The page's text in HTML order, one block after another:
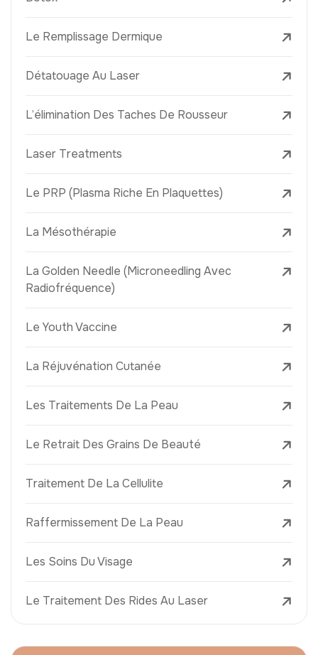
Le Remplissage Dermique
Détatouage Au Laser
L’élimination Des Taches De Rousseur
Laser Treatments
Le PRP (Plasma Riche En Plaquettes)
La Mésothérapie
La Golden Needle (Microneedling Avec
Radiofréquence)
Le Youth Vaccine
La Réjuvénation Cutanée
Les Traitements De La Peau
Le Retrait Des Grains De Beauté
Traitement De La Cellulite
Raffermissement De La Peau
Les Soins Du Visage
Le Traitement Des Rides Au Laser